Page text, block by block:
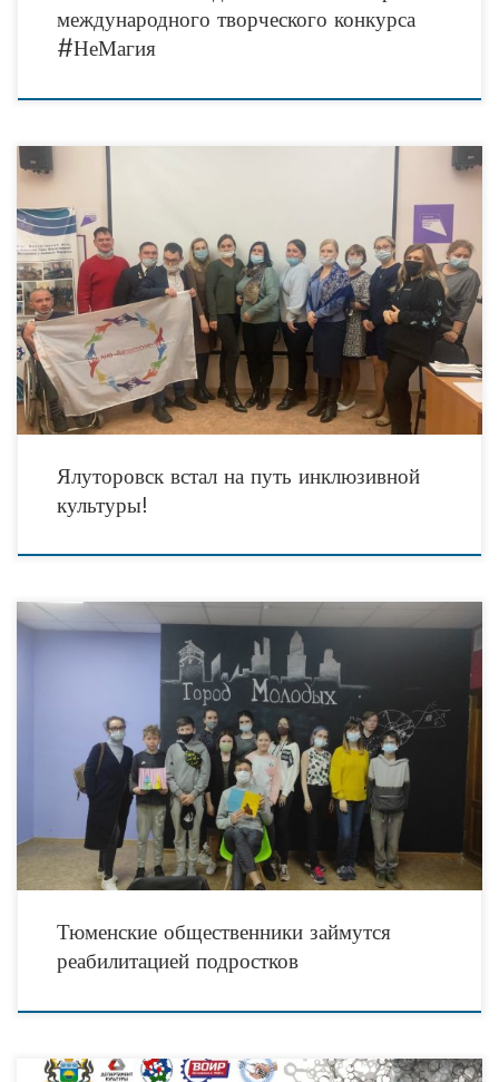
международного творческого конкурса
#НеМагия
Старт задали 8 ноября 2021 года председатель комитета Тюменской областной
Думы по социальной политике Швецова Ольга Владимировна и члены
общественной палаты Сахаров Алексей, Нигматуллин Тимур
Ялуторовск встал на путь инклюзивной
культуры!
В настоящее время в Тюмени на базе МАУ ДО «ЦВР» Дзержинец» реализуется
проект по организации индивидуального профилактического сопровождения
несовершеннолетних, находящихся в социально опасном положении. Данная
Тюменские общественники займутся
реабилитацией подростков